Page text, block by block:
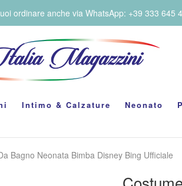
ordinare anche via WhatsApp: +39 333 645
Intimo & Calzature Neonato
Bagno Neonata Bimba Disney Bing Ufficiale